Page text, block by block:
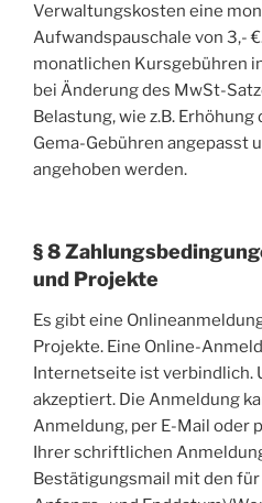
Verwaltungskosten eine
Aufwandspauschale von 3,-
monatlichen Kursgebühren
bei Änderung des MwSt-
Belastung, wie z.B.
Gema-Gebühren angepasst
angehoben werden.
§ 8
und Projekte
Es gibt eine
Projekte. Eine Online-
Internetseite ist verbindlich.
akzeptiert. Die Anmeldung
Anmeldung, per E-Mail oder
Ihrer schriftlichen
Bestätigungsmail mit den